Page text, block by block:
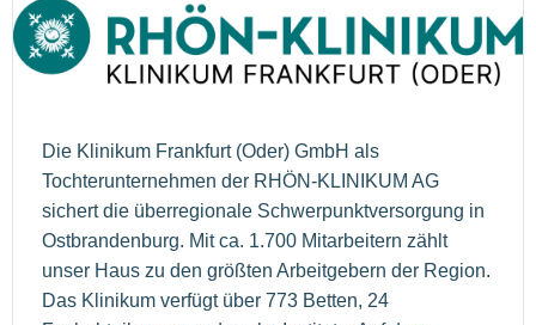
Die Klinikum Frankfurt (Oder) GmbH als
Tochterunternehmen der RHÖN-KLINIKUM AG
sichert die überregionale Schwerpunktversorgung in
Ostbrandenburg. Mit ca. 1.700 Mitarbeitern zählt
unser Haus zu den größten Arbeitgebern der Region.
Das Klinikum verfügt über 773 Betten, 24